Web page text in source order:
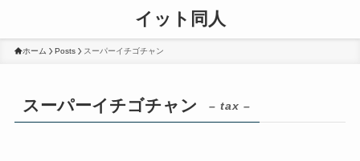
イット同人
ホーム Posts スーパーイチゴチャン
スーパーイチゴチャン – tax –